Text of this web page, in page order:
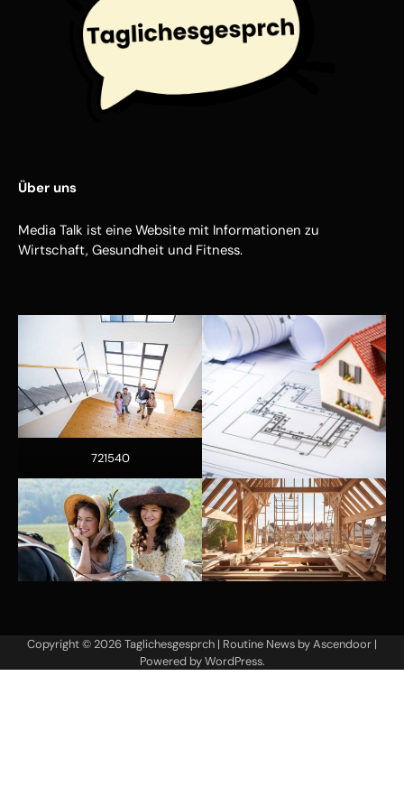
Über uns
Media Talk ist eine Website mit Informationen zu
Wirtschaft, Gesundheit und Fitness.
721540
Copyright © 2026Taglichesgesprch | Routine News byAscendoor |
Powered byWordPress.